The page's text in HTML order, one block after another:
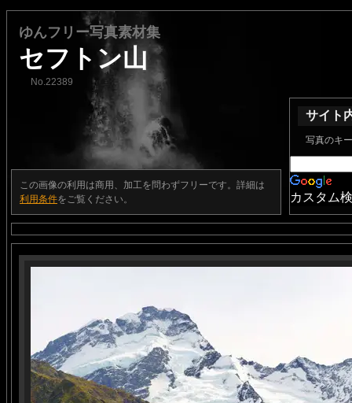
ゆんフリー写真素材集
セフトン山
No.22389
この画像の利用は商用、加工を問わずフリーです。詳細は
利用条件をご覧ください。
サイト
写真のキ
カスタム